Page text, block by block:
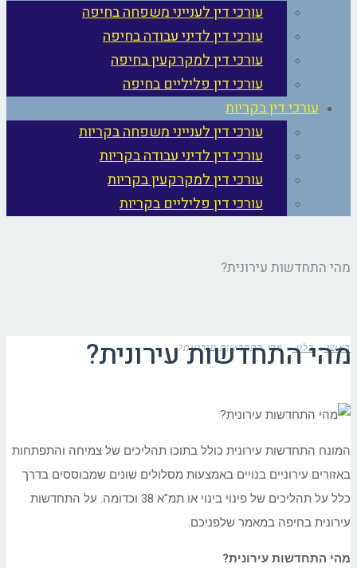
עורכי דין לענייני משפחה בחיפה
עורכי דין לדיני עבודה בחיפה
עורכי דין למקרקעין בחיפה
עורכי דין פליליים בחיפה
עורכי דין בקריות
עורכי דין לענייני משפחה בקריות
עורכי דין לדיני עבודה בקריות
עורכי דין למקרקעין בקריות
עורכי דין פליליים בקריות
מהי התחדשות עירונית?
ראשי » בלוג » מהי התחדשות עירונית?
מהי התחדשות עירונית?
המונח התחדשות עירונית כולל בתוכו תהליכים של צמיחה והתפתחות
באזורים עירוניים בנויים באמצעות מסלולים שונים שמבוססים בדרך
כלל על תהליכים של פינוי בינוי או תמ"א 38 וכדומה. על התחדשות
עירונית בחיפה במאמר שלפניכם.
מהי התחדשות עירונית?